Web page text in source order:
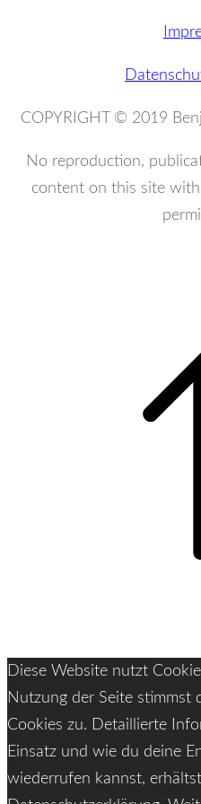
COPYRIGHT © 2019
No reproduction,
content on this site
Diese Website nutzt
Nutzung der Seite stimmst
Cookies zu. Detaillierte
Einsatz und wie du deine
wiederrufen kannst,